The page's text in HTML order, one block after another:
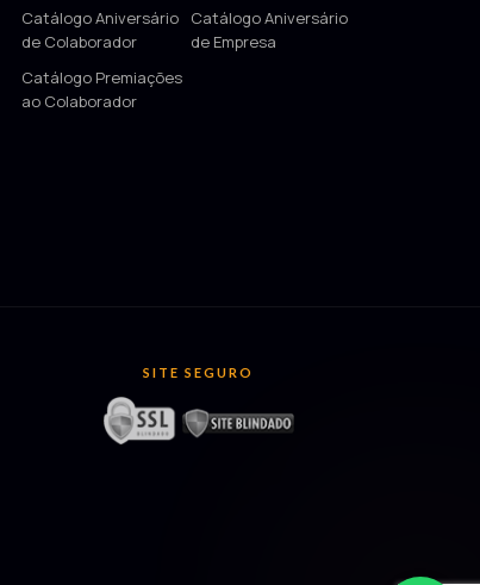
Catálogo Aniversário
de Colaborador
Catálogo Aniversário
de Empresa
Catálogo Premiações
ao Colaborador
SITE SEGURO